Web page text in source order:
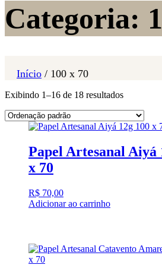
Categoria:
Início / 100 x 70
Exibindo 1–16 de 18 resultados
Papel Artesanal Aiyá
x 70
R$ 70,00
Adicionar ao carrinho